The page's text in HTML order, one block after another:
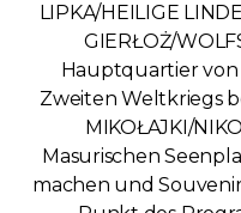
LIPKA/HEILIGE
GIERŁOŻ/
Hauptquartier
Zweiten Weltkriegs
MIKOŁAJKI/
Masurischen
machen und